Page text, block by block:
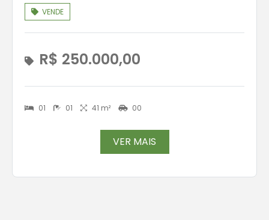
VENDE
R$ 250.000,00
01 01 41 m² 00
VER MAIS